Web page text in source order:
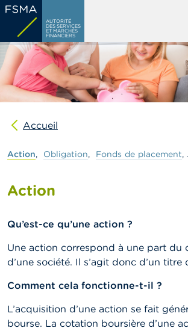
Aller
contenu
principal
AUTORITÉ
DES SERVICES
ET MARCHÉS
FINANCIERS
C
s
o
m
m
a
t
u
r
o
s
i
o
n
e
s
Accueil
Action Obligation Fonds de placement
Action
Qu’est-ce qu’une action ?
Une action correspond à une part du
d’une société. Il s’agit donc d’un titre
Comment cela fonctionne-t-il ?
L’acquisition d’une action se fait
bourse. La cotation boursière d’une